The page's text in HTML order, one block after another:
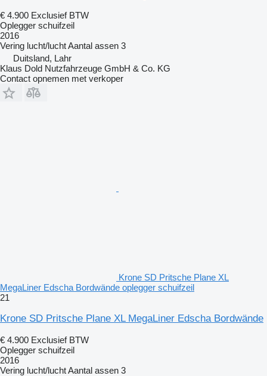
€ 4.900 Exclusief BTW
Oplegger schuifzeil
2016
Vering lucht/luchtAantal assen 3
Duitsland, Lahr
Klaus Dold Nutzfahrzeuge GmbH & Co. KG
Contact opnemen met verkoper
Krone SD Pritsche Plane XL
MegaLiner Edscha Bordwände oplegger schuifzeil
21
Krone SD Pritsche Plane XL MegaLiner Edscha Bordwände
€ 4.900 Exclusief BTW
Oplegger schuifzeil
2016
Vering lucht/luchtAantal assen 3